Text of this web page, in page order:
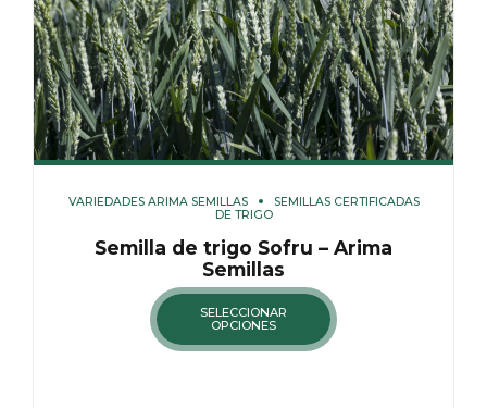
VARIEDADES ARIMA SEMILLAS
SEMILLAS CERTIFICADAS
DE TRIGO
Semilla de trigo Sofru – Arima
Semillas
SELECCIONAR
OPCIONES